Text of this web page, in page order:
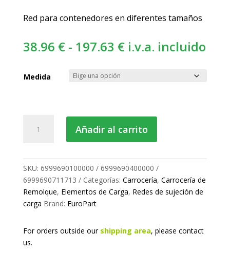
Red para contenedores en diferentes tamaños
38.96 € - 197.63 €Rango
hasta
197.63 €
i.v.a. incluido
Medida
carga
cantidad
Añadir al carrito
SKU: 6999690100000 / 6999690400000 /
6999690711713
Categorías: Carrocería, Carrocería de
Remolque, Elementos de Carga, Redes de sujeción de
carga Brand: EuroPart
For orders outside our shipping area, please contact
us.